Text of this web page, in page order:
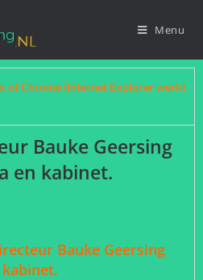
Menu
of Chrome (Internet Explorer werkt
Bauke Geersing
en kabinet.
Bauke Geersing